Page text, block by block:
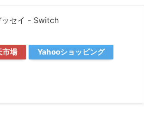
ッセイ - Switch
市場 Yahooショッピング